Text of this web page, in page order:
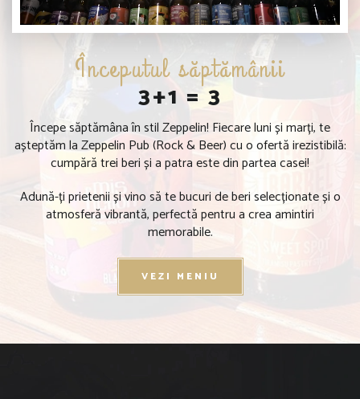
Începutul săptămânii
3+1 = 3
Începe săptămâna în stil Zeppelin! Fiecare luni și marți, te
așteptăm la Zeppelin Pub (Rock & Beer) cu o ofertă irezistibilă:
cumpără trei beri și a patra este din partea casei!
Adună-ți prietenii și vino să te bucuri de beri selecționate și o
atmosferă vibrantă, perfectă pentru a crea amintiri
memorabile.
VEZI MENIU